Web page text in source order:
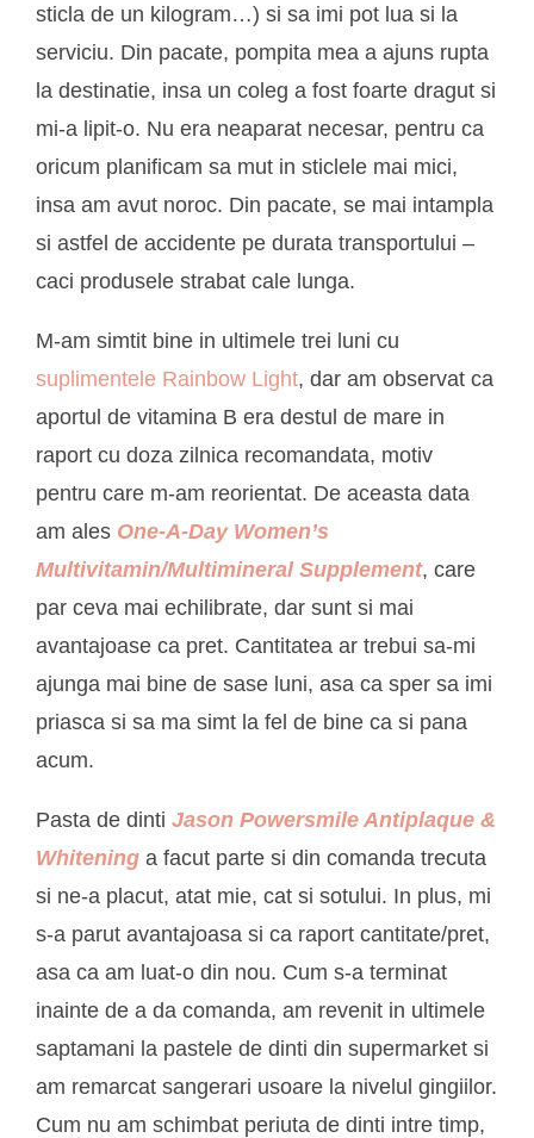
sticla de un kilogram…) si sa imi pot lua si la
serviciu. Din pacate, pompita mea a ajuns rupta
la destinatie, insa un coleg a fost foarte dragut si
mi-a lipit-o. Nu era neaparat necesar, pentru ca
oricum planificam sa mut in sticlele mai mici,
insa am avut noroc. Din pacate, se mai intampla
si astfel de accidente pe durata transportului –
caci produsele strabat cale lunga.
M-am simtit bine in ultimele trei luni cu
suplimentele Rainbow Light, dar am observat ca
aportul de vitamina B era destul de mare in
raport cu doza zilnica recomandata, motiv
pentru care m-am reorientat. De aceasta data
am ales One-A-Day Women’s
Multivitamin/Multimineral Supplement, care
par ceva mai echilibrate, dar sunt si mai
avantajoase ca pret. Cantitatea ar trebui sa-mi
ajunga mai bine de sase luni, asa ca sper sa imi
priasca si sa ma simt la fel de bine ca si pana
acum.
Pasta de dinti Jason Powersmile Antiplaque &
Whitening a facut parte si din comanda trecuta
si ne-a placut, atat mie, cat si sotului. In plus, mi
s-a parut avantajoasa si ca raport cantitate/pret,
asa ca am luat-o din nou. Cum s-a terminat
inainte de a da comanda, am revenit in ultimele
saptamani la pastele de dinti din supermarket si
am remarcat sangerari usoare la nivelul gingiilor.
Cum nu am schimbat periuta de dinti intre timp,